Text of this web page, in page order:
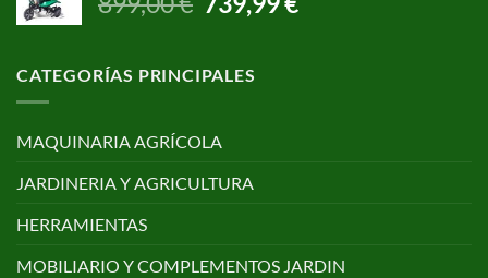
precio
era:
CATEGORÍAS PRINCIPALES
MAQUINARIA AGRÍCOLA
JARDINERIA Y AGRICULTURA
HERRAMIENTAS
MOBILIARIO Y COMPLEMENTOS JARDIN